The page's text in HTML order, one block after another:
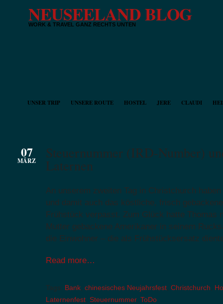
NEUSEELAND BLOG
WORK & TRAVEL GANZ RECHTS UNTEN
UNSER TRIP UNSERE ROUTE HOSTEL JERE CLAUDI
07
MÄRZ Steuernummer (IRD-Number)
Laternen
An unserem zweiten Tag in Christchurch
und damit auch das köstliche, frisch
Frühstück verpasst. Zum Glück hatte Thomas
Mutter gebackene Amerikaner in seinem
die Einwohner – die als Frühstücksersatz
Read more…
Tags: Bank chinesisches Neujahrsfest Christchurch
Laternenfest Steuernummer, ToDo